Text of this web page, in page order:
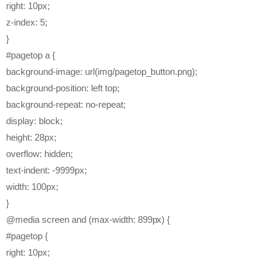
right: 10px;
z-index: 5;
}
#pagetop a {
background-image: url(img/pagetop_button.png);
background-position: left top;
background-repeat: no-repeat;
display: block;
height: 28px;
overflow: hidden;
text-indent: -9999px;
width: 100px;
}
@media screen and (max-width: 899px) {
#pagetop {
right: 10px;